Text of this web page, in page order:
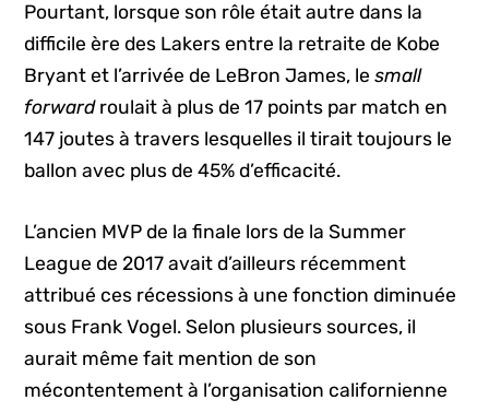
Pourtant, lorsque son rôle était autre dans la
difficile ère des Lakers entre la retraite de Kobe
Bryant et l’arrivée de LeBron James, lesmall
forwardroulait à plus de 17 points par match en
147 joutes à travers lesquelles il tirait toujours le
ballon avec plus de 45% d’efficacité.
L’ancien MVP de la finale lors de la Summer
League de 2017 avait d’ailleurs récemment
attribué ces récessions à une fonction diminuée
sous Frank Vogel. Selon plusieurs sources, il
aurait même fait mention de son
mécontentement à l’organisation californienne